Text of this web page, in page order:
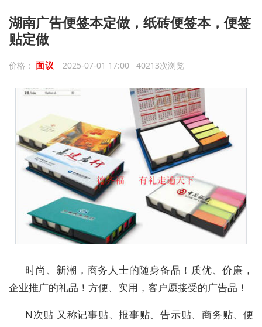
湖南广告便签本定做，纸砖便签本，便签
贴定做
价格： 面议 2025-07-01 17:00 40213次浏览
时尚、新潮，商务人士的随身备品！质优、价廉，
企业推广的礼品！方便、实用，客户愿接受的广告品！
N次贴 又称记事贴、报事贴、告示贴、商务贴、便